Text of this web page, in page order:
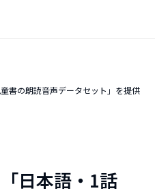
書の朗読音声データセット」を提供
日本語・1話